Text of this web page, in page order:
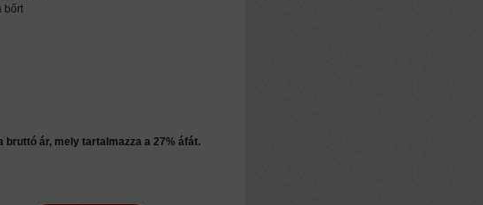
bőrt
ár, mely tartalmazza a 27% áfát.